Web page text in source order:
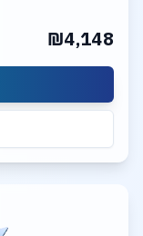
₪4,148